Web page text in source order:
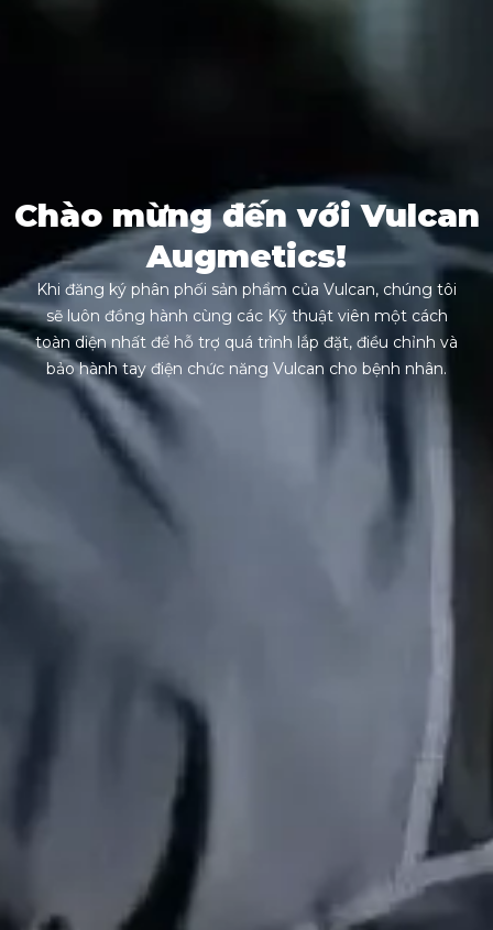
Chào mừng đến với Vulcan
Augmetics!
Khi đăng ký phân phối sản phẩm của Vulcan, chúng tôi
sẽ luôn đồng hành cùng các Kỹ thuật viên một cách
toàn diện nhất để hỗ trợ quá trình lắp đặt, điều chỉnh và
bảo hành tay điện chức năng Vulcan cho bệnh nhân.